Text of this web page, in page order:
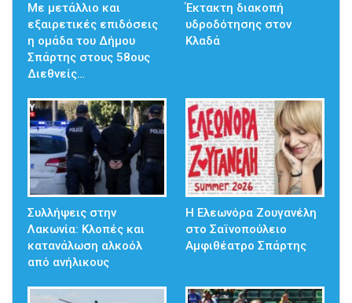
Με μετάλλιο και
εξαιρετικές επιδόσεις
η ομάδα του Δήμου
Σπάρτης στους 58ους
Διεθνείς…
Έκτακτη διακοπή
υδροδότησης στον
Κλαδά
Συλλήψεις στην
Λακωνία: Κλοπές και
κατανάλωση αλκοόλ
από ανήλικους
Η Ελεωνόρα Ζουγανέλη
στο Σαϊνοπούλειο
Αμφιθέατρο Σπάρτης